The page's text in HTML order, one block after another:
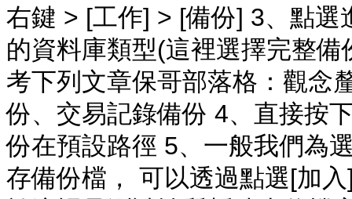
右鍵 > [工作] > [備份] 3、點
的資料庫類型(這裡選擇完整
考下列文章保哥部落格：觀念
份、交易記錄備份 4、直接按
份在預設路徑 5、一般我們為
存備份檔， 可以透過點選[加